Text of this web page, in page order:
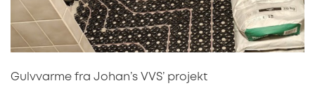
Gulvvarme fra Johan’s VVS’ projekt